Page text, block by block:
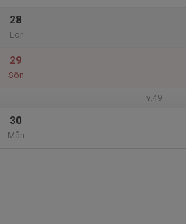
28
Lör
29
Sön
v.49
30
Mån